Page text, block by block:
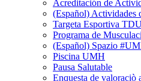
Acreditación de
(Español) Actividades
Targeta Esportiva
Programa de
(Español) Spazio
Piscina UMH
Pausa Salutable
Enquesta de valoraciò